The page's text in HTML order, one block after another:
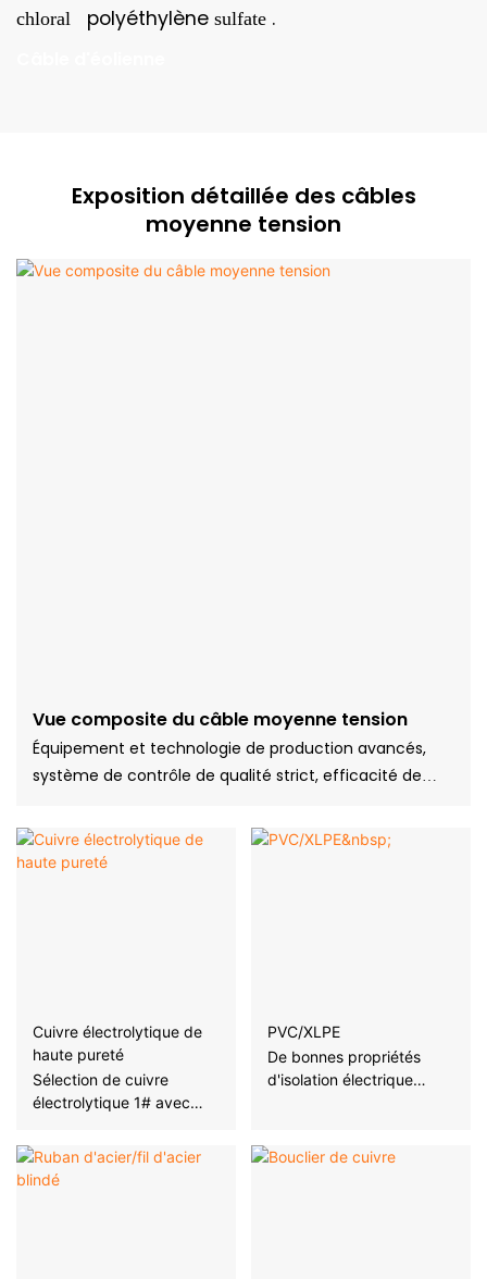
chloral polyéthylène sulfate .
Exposition détaillée des câbles
moyenne tension
Vue composite du câble moyenne tension
Équipement et technologie de production avancés,
système de contrôle de qualité strict, efficacité de
produit, protection de l'environnement vert
Cuivre électrolytique de
haute pureté
Sélection de cuivre
électrolytique 1# avec
supérieure à 99,95 %
PVC/XLPE
De bonnes propriétés
d'isolation électrique
courant